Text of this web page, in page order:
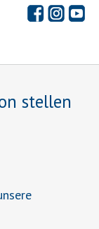
stellen